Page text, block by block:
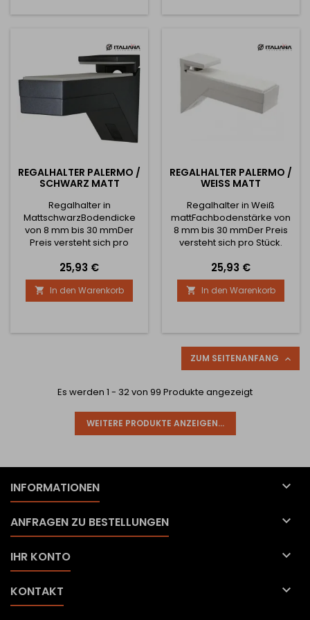
ideal für Wohnzimmer,
stabile Stahlkonstruktion...
REGALHALTER PALERMO /
SCHWARZ MATT
Regalhalter in
MattschwarzBodendicke
von 8 mm bis 30 mmDer
Preis versteht sich pro
Preis
25,93 €
 In den Warenkorb
REGALHALTER PALERMO /
WEISS MATT
Regalhalter in Weiß
mattFachbodenstärke von
8 mm bis 30 mmDer Preis
versteht sich pro Stück.
Preis
25,93 €
 In den Warenkorb
ZUM SEITENANFANG 
Es werden 1 - 32 von 99 Produkte angezeigt
WEITERE PRODUKTE ANZEIGEN...
INFORMATIONEN 
ANFRAGEN ZU BESTELLUNGEN 
IHR KONTO 
KONTAKT 